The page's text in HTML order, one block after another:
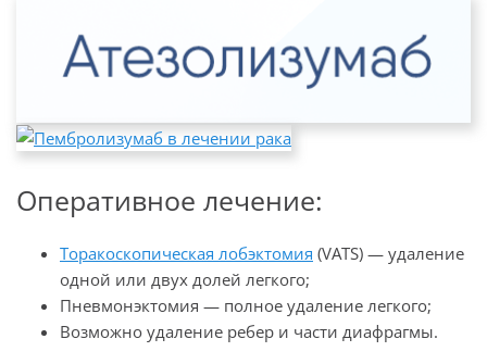
Оперативное лечение:
Торакоскопическая лобэктомия (VATS) — удаление
одной или двух долей легкого;
Пневмонэктомия — полное удаление легкого;
Возможно удаление ребер и части диафрагмы.